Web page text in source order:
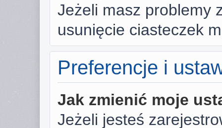
Jeżeli masz problemy
usunięcie ciasteczek
Preferencje i
Jak zmienić moje
Jeżeli jesteś